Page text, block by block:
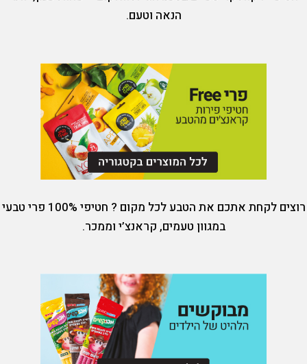
הנאה וטעם.
רוצים לקחת אתכם את הטבע לכל מקום ? חטיפי 100% פרי טבעי
במגוון טעמים, קראנצ’י וממכר.